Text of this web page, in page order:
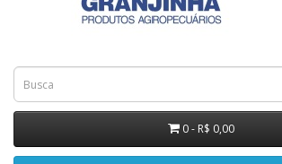
0 - R$ 0,00